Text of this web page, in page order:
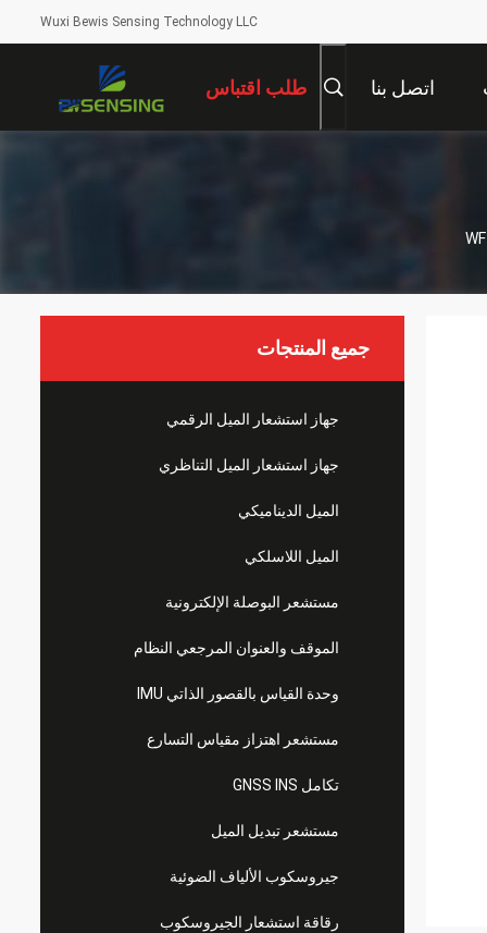
Wuxi Bewis Sensing Technology LLC
اتصل بنا طلب اقتباس
جميع المنتجات
جهاز استشعار الميل الرقمي
جهاز استشعار الميل التناظري
الميل الديناميكي
الميل اللاسلكي
مستشعر البوصلة الإلكترونية
الموقف والعنوان المرجعي النظام
وحدة القياس بالقصور الذاتي IMU
مستشعر اهتزاز مقياس التسارع
تكامل GNSS INS
مستشعر تبديل الميل
جيروسكوب الألياف الضوئية
رقاقة استشعار الجيروسكوب